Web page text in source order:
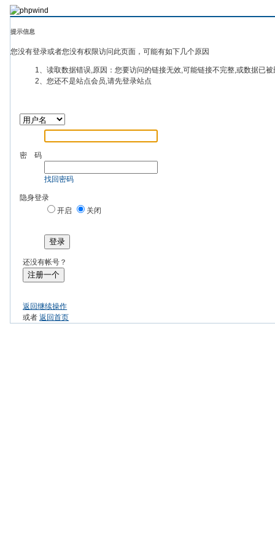
提示信息
您没有登录或者您没有权限访问此页面，可能有如下几个原因
1、读取数据错误,原因：您要访问的链接无效,可能链接不完整,或数据已
2、您还不是站点会员,请先登录站点
密 码
找回密码
隐身登录
开启
关闭
登录
还没有帐号？
注册一个
返回继续操作
或者返回首页